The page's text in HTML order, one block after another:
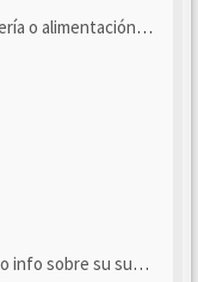
alimentación eléctri...
sobre su sustitución